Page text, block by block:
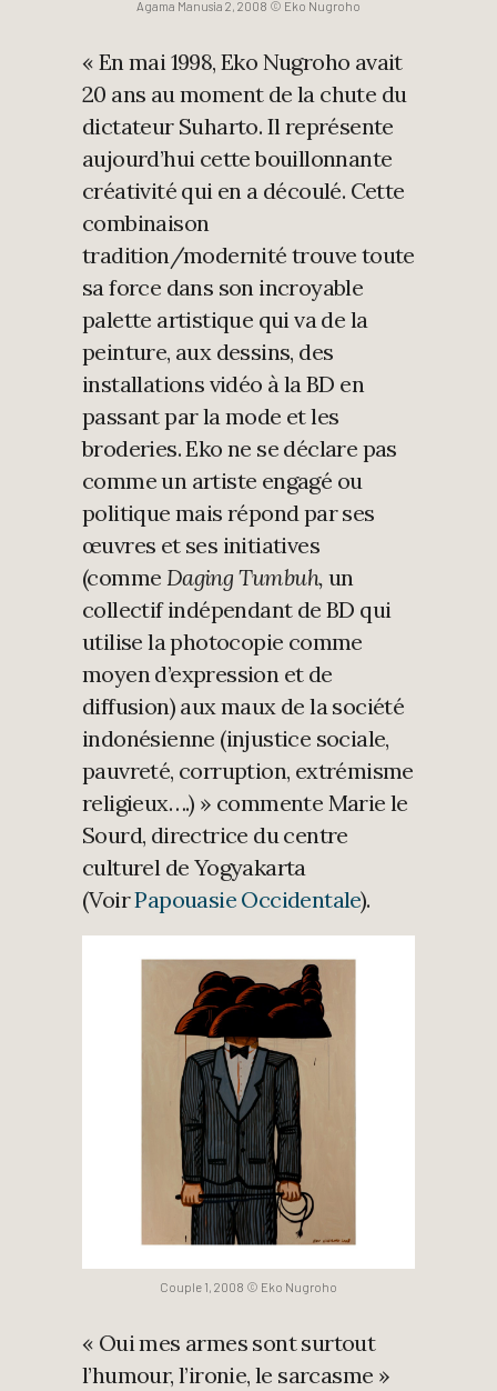
Agama Manusia 2, 2008 © Eko Nugroho
« En mai 1998, Eko Nugroho avait
20 ans au moment de la chute du
dictateur Suharto. Il représente
aujourd’hui cette bouillonnante
créativité qui en a découlé. Cette
combinaison
tradition/modernité trouve toute
sa force dans son incroyable
palette artistique qui va de la
peinture, aux dessins, des
installations vidéo à la BD en
passant par la mode et les
broderies. Eko ne se déclare pas
comme un artiste engagé ou
politique mais répond par ses
œuvres et ses initiatives
(comme Daging Tumbuh, un
collectif indépendant de BD qui
utilise la photocopie comme
moyen d’expression et de
diffusion) aux maux de la société
indonésienne (injustice sociale,
pauvreté, corruption, extrémisme
religieux….) » commente Marie le
Sourd, directrice du centre
culturel de Yogyakarta
(VoirPapouasie Occidentale).
Couple 1, 2008 © Eko Nugroho
« Oui mes armes sont surtout
l’humour, l’ironie, le sarcasme »